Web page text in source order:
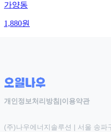
가양동
1,880원
개인정보처리방침 |이용약관
(주)나우에너지솔루션 | 서울 송파